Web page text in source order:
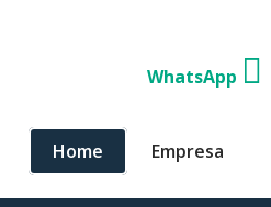
WhatsApp
Home Empresa